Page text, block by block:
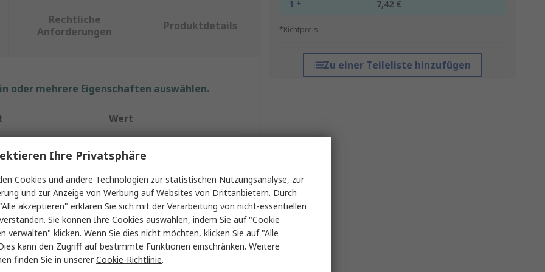
1 + 7,42 €
*Richtpreis
Zu einer Teileliste hinzufügen
Rechtliche
Anforderungen
Produktdetails
oder mehrere Eigenschaften auswählen.
Wert
3m
USB Typ A
Micro-USB Typ B
Ihre Privatsphäre
Cookies und andere Technologien zur statistischen Nutzungsanalyse, zur
und zur Anzeige von Werbung auf Websites von Drittanbietern. Durch
akzeptieren" erklären Sie sich mit der Verarbeitung von nicht-essentiellen
Sie können Ihre Cookies auswählen, indem Sie auf "Cookie
verwalten" klicken. Wenn Sie dies nicht möchten, klicken Sie auf "Alle
kann den Zugriff auf bestimmte Funktionen einschränken. Weitere
finden Sie in unsererCookie-Richtlinie.